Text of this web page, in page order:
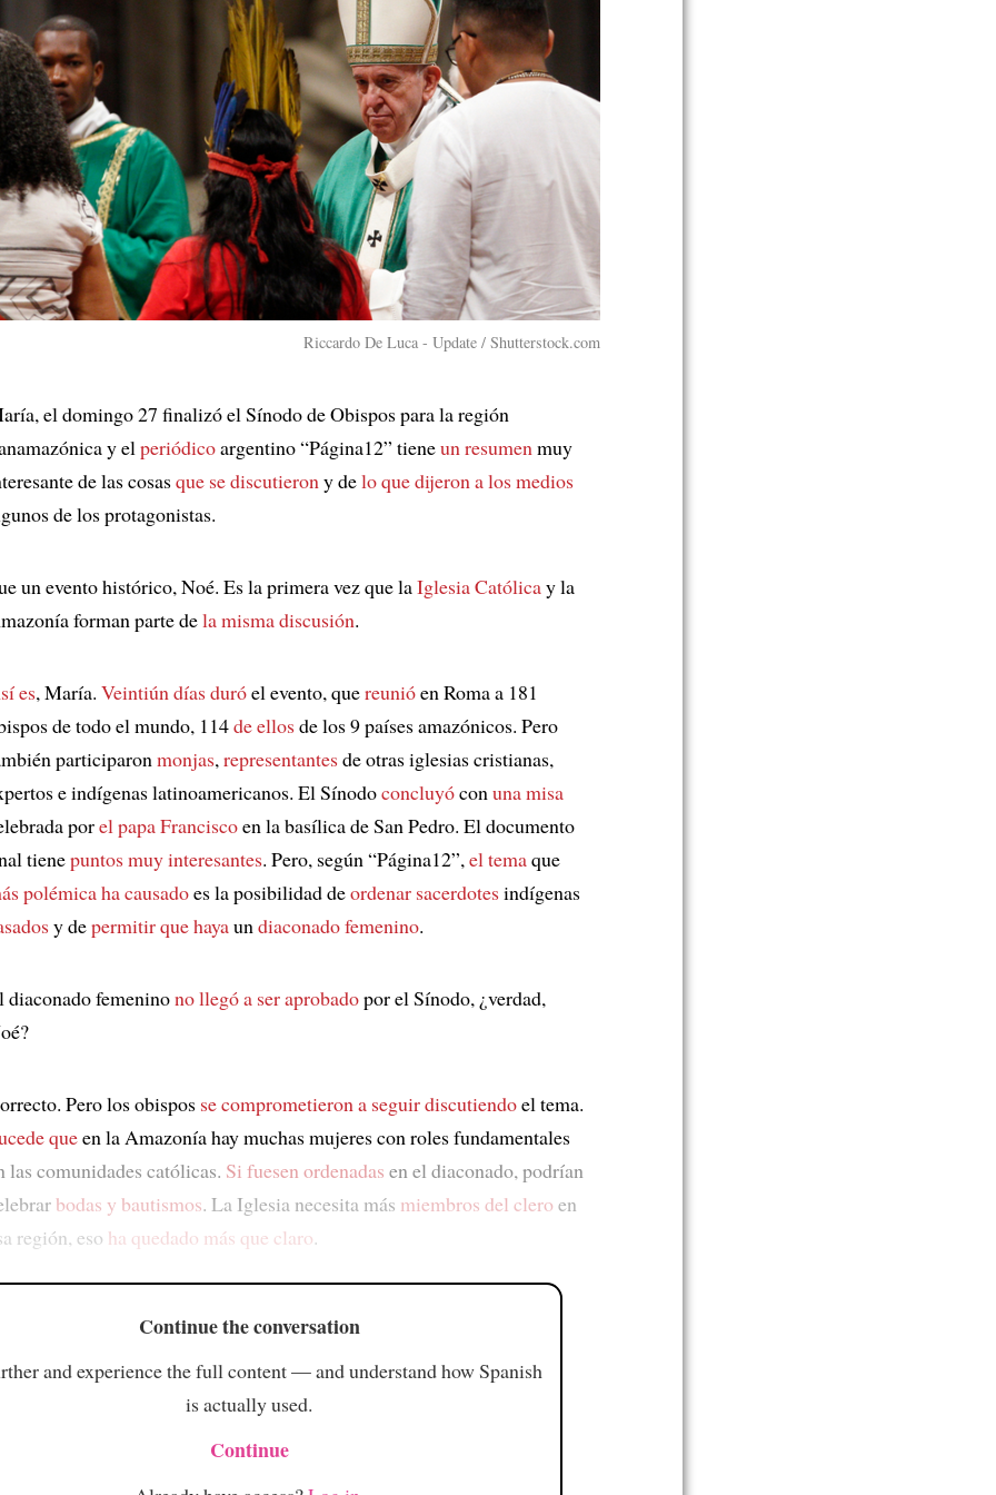
Riccardo De Luca - Update / Shutterstock.com
el domingo 27 finalizó el Sínodo de Obispos para la región
y elperiódicoargentino “Página12” tieneun resumenmuy
de las cosasque se discutierony delo que dijeron a los medios
de los protagonistas.
un evento histórico, Noé. Es la primera vez que laIglesia Católicay la
forman parte dela misma discusión.
es, María. Veintiún días duróel evento, quereunióen Roma a 181
de todo el mundo, 114de ellosde los 9 países amazónicos. Pero
participaronmonjas,representantesde otras iglesias cristianas,
e indígenas latinoamericanos. El Sínodoconcluyóconuna misa
porel papa Franciscoen la basílica de San Pedro. El documento
tienepuntos muy interesantes. Pero, según “Página12”,el temaque
polémica ha causadoes la posibilidad deordenar sacerdotesindígenas
y depermitir que hayaundiaconado femenino.
diaconado femeninono llegó a ser aprobadopor el Sínodo, ¿verdad,
Pero los obispos se comprometieron a seguir discutiendoel tema.
queen la Amazonía hay muchas mujeres con roles fundamentales
las comunidades católicas. Si fuesen ordenadas en el diaconado, podrían
bodas y bautismos. La Iglesia necesita más miembros del clero en
región, eso ha quedado más que claro.
Continue the conversation
and experience the full content — and understand how Spanish
is actually used.
Continue